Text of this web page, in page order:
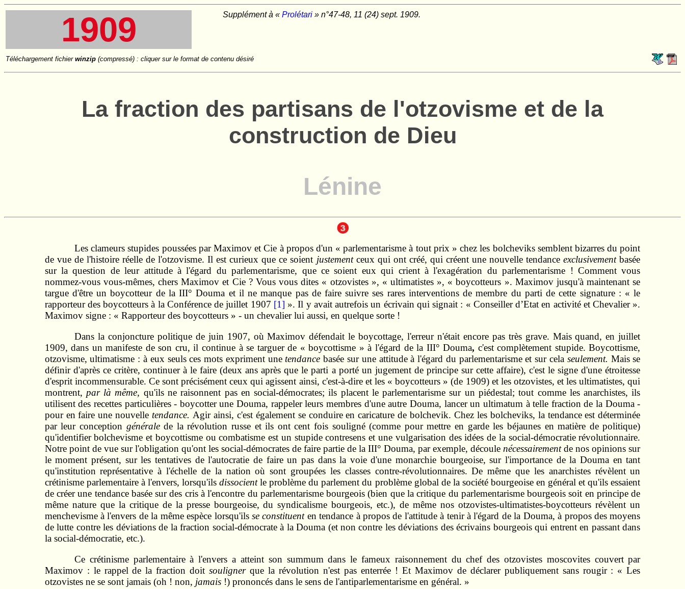
1909 Supplément à «Prolétari » n°47-48, 11 (24) sept. 1909.
Téléchargement fichier winzip (compressé) : cliquer sur le format de contenu désiré
La fraction des partisans de l'otzovisme et de la
construction de Dieu
Lénine
Les clameurs stupides poussées par Maximov et Cie à propos d'un « parlementarisme à tout prix » chez les bolcheviks semblent bizarres du point
de vue de l'histoire réelle de l'otzovisme. Il est curieux que ce soient justement ceux qui ont créé, qui créent une nouvelle tendanceexclusivementbasée
sur la question de leur attitude à l'égard du parlementarisme, que ce soient eux qui crient à l'exagération du parlementarisme ! Comment vous
nommez‑vous vous-mêmes, chers Maximov et Cie ? Vous vous dites « otzovistes », « ultimatistes », « boycotteurs ». Maximov jusqu'à maintenant se
targue d'être un boycotteur de la III° Douma et il ne manque pas de faire suivre ses rares interventions de membre du parti de cette signature : « le
rapporteur des boycotteurs à la Conférence de juillet 1907 [1] ». Il y avait autrefois un écrivain qui signait : « Conseiller d’Etat en activité et Chevalier ».
Maximov signe : « Rapporteur des boycotteurs » ‑ un chevalier lui aussi, en quelque sorte !
Dans la conjoncture politique de juin 1907, où Maximov défendait le boycottage, l'erreur n'était encore pas très grave. Mais quand, en juillet
1909, dans un manifeste de son cru, il continue à se targuer de « boycottisme » à l'égard de la III° Douma, c'est complètement stupide. Boycottisme,
otzovisme, ultimatisme : à eux seuls ces mots expriment une tendancebasée sur une attitude à l'égard du parlementarisme et sur cela seulement. Mais se
définir d'après ce critère, continuer à le faire (deux ans après que le parti a porté un jugement de principe sur cette affaire), c'est le signe d'une étroitesse
d'esprit incommensurable. Ce sont précisément ceux qui agissent ainsi, c'est‑à‑dire et les « boycotteurs » (de 1909) et les otzovistes, et les ultimatistes, qui
montrent, par là même, qu'ils ne raisonnent pas en social-démocrates; ils placent le parlementarisme sur un piédestal; tout comme les anarchistes, ils
utilisent des recettes particulières ‑ boycotter une Douma, rappeler leurs membres d'une autre Douma, lancer un ultimatum à telle fraction de la Douma ‑
pour en faire une nouvelle tendance. Agir ainsi, c'est également se conduire en caricature de bolchevik. Chez les bolcheviks, la tendance est déterminée
par leur conception généralede la révolution russe et ils ont cent fois souligné (comme pour mettre en garde les béjaunes en matière de politique)
qu'identifier bolchevisme et boycottisme ou combatisme est un stupide contresens et une vulgarisation des idées de la social‑démocratie révolutionnaire.
Notre point de vue sur l'obligation qu'ont les social‑démocrates de faire partie de la III° Douma, par exemple, découle nécessairementde nos opinions sur
le moment présent, sur les tentatives de l'autocratie de faire un pas dans la voie d'une monarchie bourgeoise, sur l'importance de la Douma en tant
qu'institution représentative à l'échelle de la nation où sont groupées les classes contre-révolutionnaires. De même que les anarchistes révèlent un
crétinisme parlementaire à l'envers, lorsqu'ilsdissocientle problème du parlement du problème global de la société bourgeoise en général et qu'ils essaient
de créer une tendance basée sur des cris à l'encontre du parlementarisme bourgeois (bien que la critique du parlementarisme bourgeois soit en principe de
même nature que la critique de la presse bourgeoise, du syndicalisme bourgeois, etc.), de même nos otzovistes‑ultimatistes‑boycotteurs révèlent un
menchevisme à l'envers de la même espèce lorsqu'ils se constituent en tendance à propos de l'attitude à tenir à l'égard de la Douma, à propos des moyens
de lutte contre les déviations de la fraction social‑démocrate à la Douma (et non contre les déviations des écrivains bourgeois qui entrent en passant dans
la social‑démocratie, etc.).
Ce crétinisme parlementaire à l'envers a atteint son summum dans le fameux raisonnement du chef des otzovistes moscovites couvert par
Maximov : le rappel de la fraction doitsoulignerque la révolution n'est pas enterrée ! Et Maximov de déclarer publiquement sans rougir : « Les
otzovistes ne se sont jamais (oh ! non, jamais !) prononcés dans le sens de l'antiparlementarisme en général. »